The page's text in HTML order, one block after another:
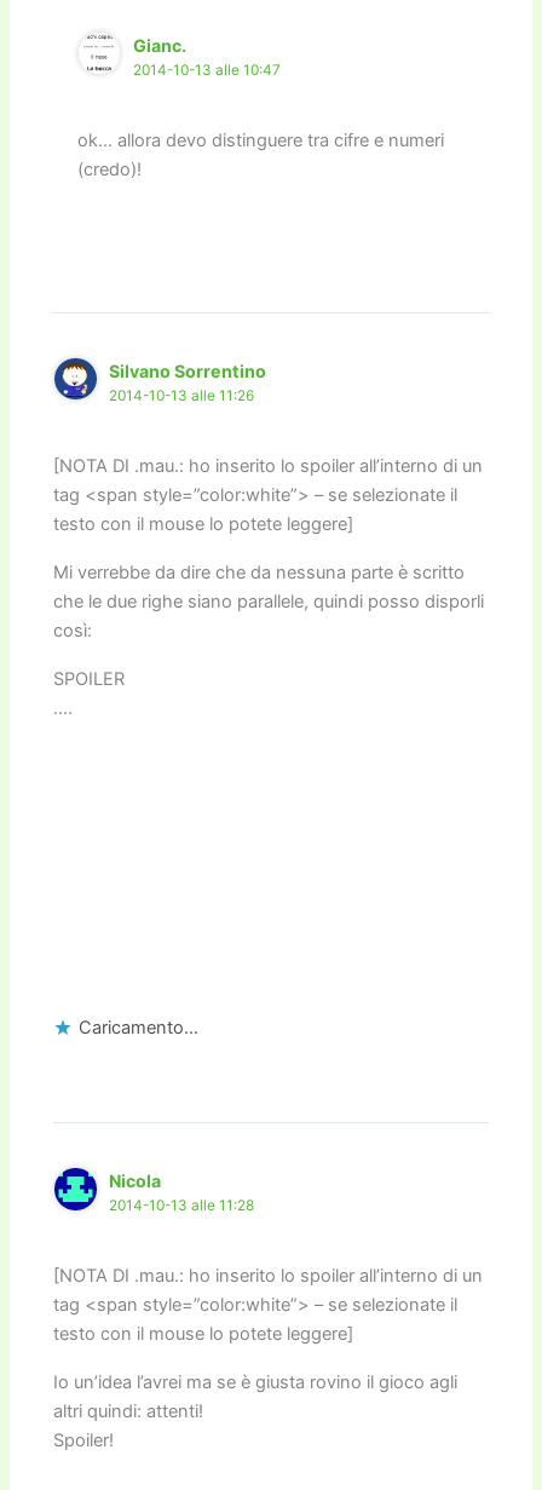
Gianc.
2014-10-13 alle 10:47
ok… allora devo distinguere tra cifre e numeri
(credo)!
Silvano Sorrentino
2014-10-13 alle 11:26
[NOTA DI .mau.: ho inserito lo spoiler all’interno di un
tag <span style=”color:white”> – se selezionate il
testo con il mouse lo potete leggere]
Mi verrebbe da dire che da nessuna parte è scritto
che le due righe siano parallele, quindi posso disporli
così:
SPOILER
….
Caricamento...
Nicola
2014-10-13 alle 11:28
[NOTA DI .mau.: ho inserito lo spoiler all’interno di un
tag <span style=”color:white”> – se selezionate il
testo con il mouse lo potete leggere]
Io un’idea l’avrei ma se è giusta rovino il gioco agli
altri quindi: attenti!
Spoiler!